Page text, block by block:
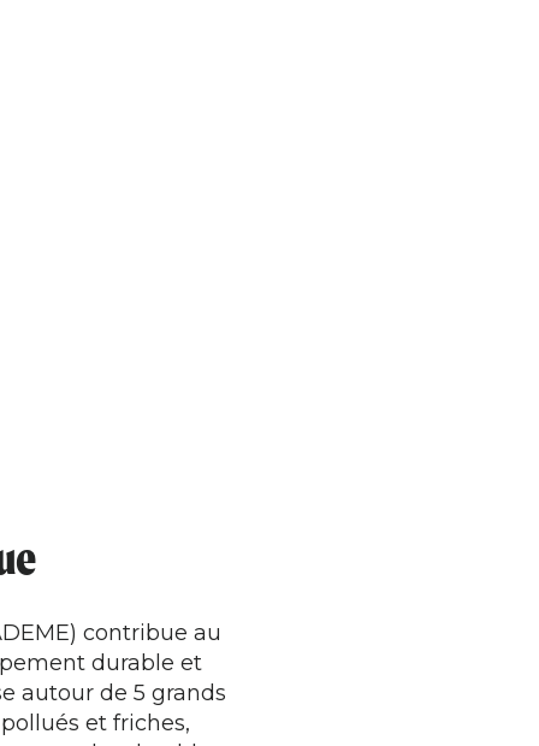
contribue au
durable et
autour de 5 grands
et friches,